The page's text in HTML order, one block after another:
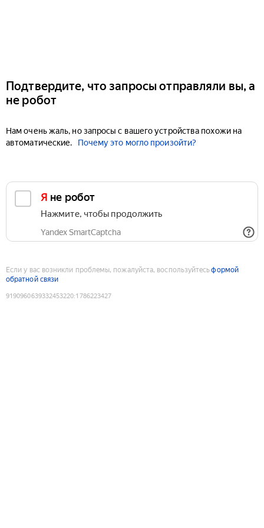
Подтвердите, что запросы отправляли вы, а
не робот
Нам очень жаль, но запросы с вашего устройства похожи на
автоматические.
Почему это могло произойти?
Я не робот
Нажмите, чтобы продолжить
Yandex SmartCaptcha
Если у вас возникли проблемы, пожалуйста, воспользуйтесьформой
обратной связи
9190960639332453220:1786223427